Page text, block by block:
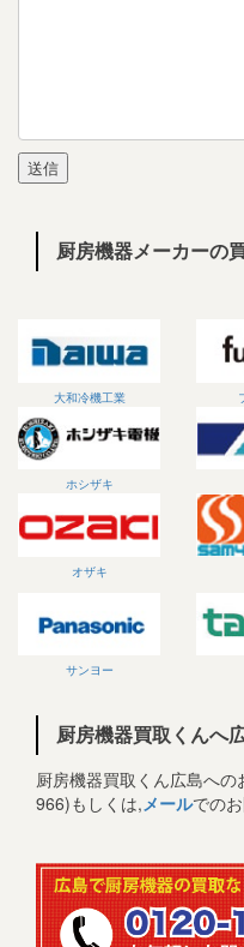
厨房機器メーカーの
大和冷機工業
ホシザキ
オザキ
サンヨー
厨房機器買取くんへ
厨房機器買取くん広島へ
966)もしくは,メールでの